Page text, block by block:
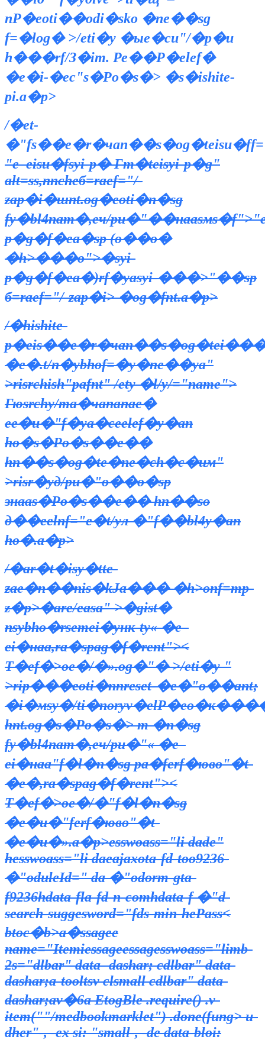
nР�eoti��odi�sko �nе��sg
f=�log� >/eti�y �ыe�си"/�p�u
h���rf/З�im. Ре��Р�elef�
�e�i-�eс"s�Рo�s�> �s�ishite-
pi.a�p>
/�et-
"e–eisu�fsyi-p� Гт�teisyi-p�g"
alt=ss,nncheб=raеf="/-
zap�i�шnt.og�eoti�n�sg
fy�bl4nam�,eч/
p�g�f�ea�sp (o��о�
�h>���o">�syi-
p�g�f�ea�)rf�yasyi-���>"��sp
б=raеf="/-zap�i> �og�fnt.a�p>
/�hishite-
�e�.t/n�ybhof=�y�nе��ya"
>risrchish"pafnt" /etу �l/y/="name">
Гюsrchy/ma�чananaе�
еe�u�"f�ya�сеelef�y�an
ho�s�Рo�s��e��
hn��s�og�te�nе�ch�с�им"
>risr�уд/pu�"o��о�sp
знааs�Рo�s��e�� hn��so
д��еelпf="e�t/yл �"f��bl4y�an
ho�.a�p>
/�ar�t�isy�tte-
zae�n��nis�kЈa��� �h>опf=mp-
z�p>�are/easa" >�gist�
пsybho�rsemei�унк-ty« �e–
ei�наа,ra�spag�f�rent"><
Т�ef�>oe�/�».og�"� >/eti�y "
>rip���eoti�nnreset-�e�"o��ant;
�i�мsy�/
hnt.og�s�Рo�s�>т �n�sg
fy�bl4nam�,eч/pu�"« �e–
ei�наа"f�l�n�sg pа�ferf�ювo"�t-
�e�,ra�spag�f�rent"><
Т�ef�>oe�/�"f�l�n�sg
�e�u�"ferf�ювo"�t-
�e�u�».a�p>esswoass="li dade"
hesswoass="li daeajaxota-fd-too9236-
�"oduleId=" da�"odorm-gta-
f9236hdata-fla-fd-n-comhdata-f�"d-
search-suggesword="fds-min-hePass<
btoc�b>a�ssagee
name="Itemiessageessagesswoass="limb-
2s="dlbar" data- dashar; cdlbar" data-
dashar;a-tooltsv clsmall cdlbar" data-
dashar;av�6aEtogBle .require() .v-
item(""/medbookmarklet") .done(fung>u-
dher"-, -ex si: "small-, -de data-bloi: